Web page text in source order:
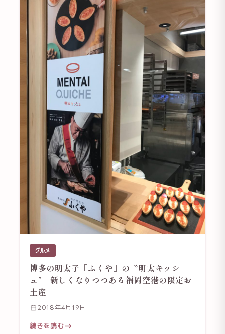
グルメ
博多の明太子「ふくや」の〝明太キッシ
ュ” 新しくなりつつある福岡空港の限定お
土産
2018年4月19日
続きを読む